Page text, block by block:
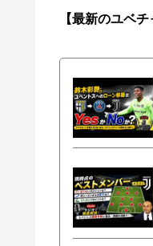
【最新のユベチ